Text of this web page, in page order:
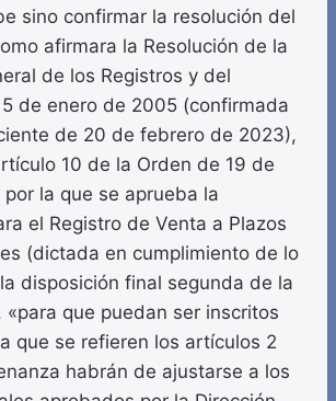
sino confirmar la resolución del
afirmara la Resolución de la
de los Registros y del
de enero de 2005 (confirmada
de 20 de febrero de 2023),
10 de la Orden de 19 de
la que se aprueba la
el Registro de Venta a Plazos
(dictada en cumplimiento de lo
disposición final segunda de la
«para que puedan ser inscritos
que se refieren los artículos 2
habrán de ajustarse a los